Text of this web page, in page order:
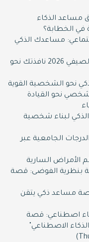
مساعد الذكاء
في الخطابة؟
مساعدك الذكي
صيف الإبداع: معسكر التدريب الصيفي 2026 نافذتك نحو
نحو الشخصية القوية
نحو القيادة
لبناء شخصية
الجامعية عبر
الأمراض السارية
بنظرية الفوضى: قصة
مساعد ذكي يتقن
اصطناعي: قصة
الاصطناعي"